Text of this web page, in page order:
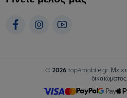
© 2026top4mobile.gr. Με
δικαιώματος.